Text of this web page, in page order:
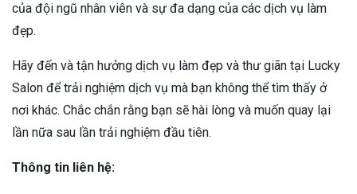
của đội ngũ nhân viên và sự đa dạng của các dịch vụ làm
đẹp.
Hãy đến và tận hưởng dịch vụ làm đẹp và thư giãn tại Lucky
Salon để trải nghiệm dịch vụ mà bạn không thể tìm thấy ở
nơi khác. Chắc chắn rằng bạn sẽ hài lòng và muốn quay lại
lần nữa sau lần trải nghiệm đầu tiên.
Thông tin liên hệ: